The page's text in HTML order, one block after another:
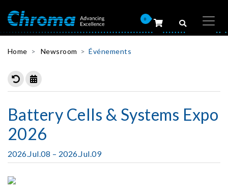
0
Home Newsroom Événements
Battery Cells & Systems Expo
2026
2026.Jul.08 – 2026.Jul.09